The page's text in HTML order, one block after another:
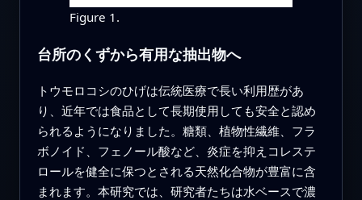
Figure 1.
台所のくずから有用な抽出物へ
トウモロコシのひげは伝統医療で長い利用歴があ
り、近年では食品として長期使用しても安全と認め
られるようになりました。糖類、植物性繊維、フラ
ボノイド、フェノール酸など、炎症を抑えコレステ
ロールを健全に保つとされる天然化合物が豊富に含
まれます。本研究では、研究者たちは水ベースで濃